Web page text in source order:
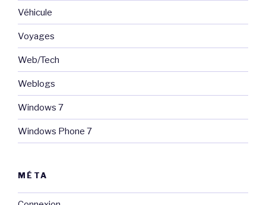
Véhicule
Voyages
Web/Tech
Weblogs
Windows 7
Windows Phone 7
MÉTA